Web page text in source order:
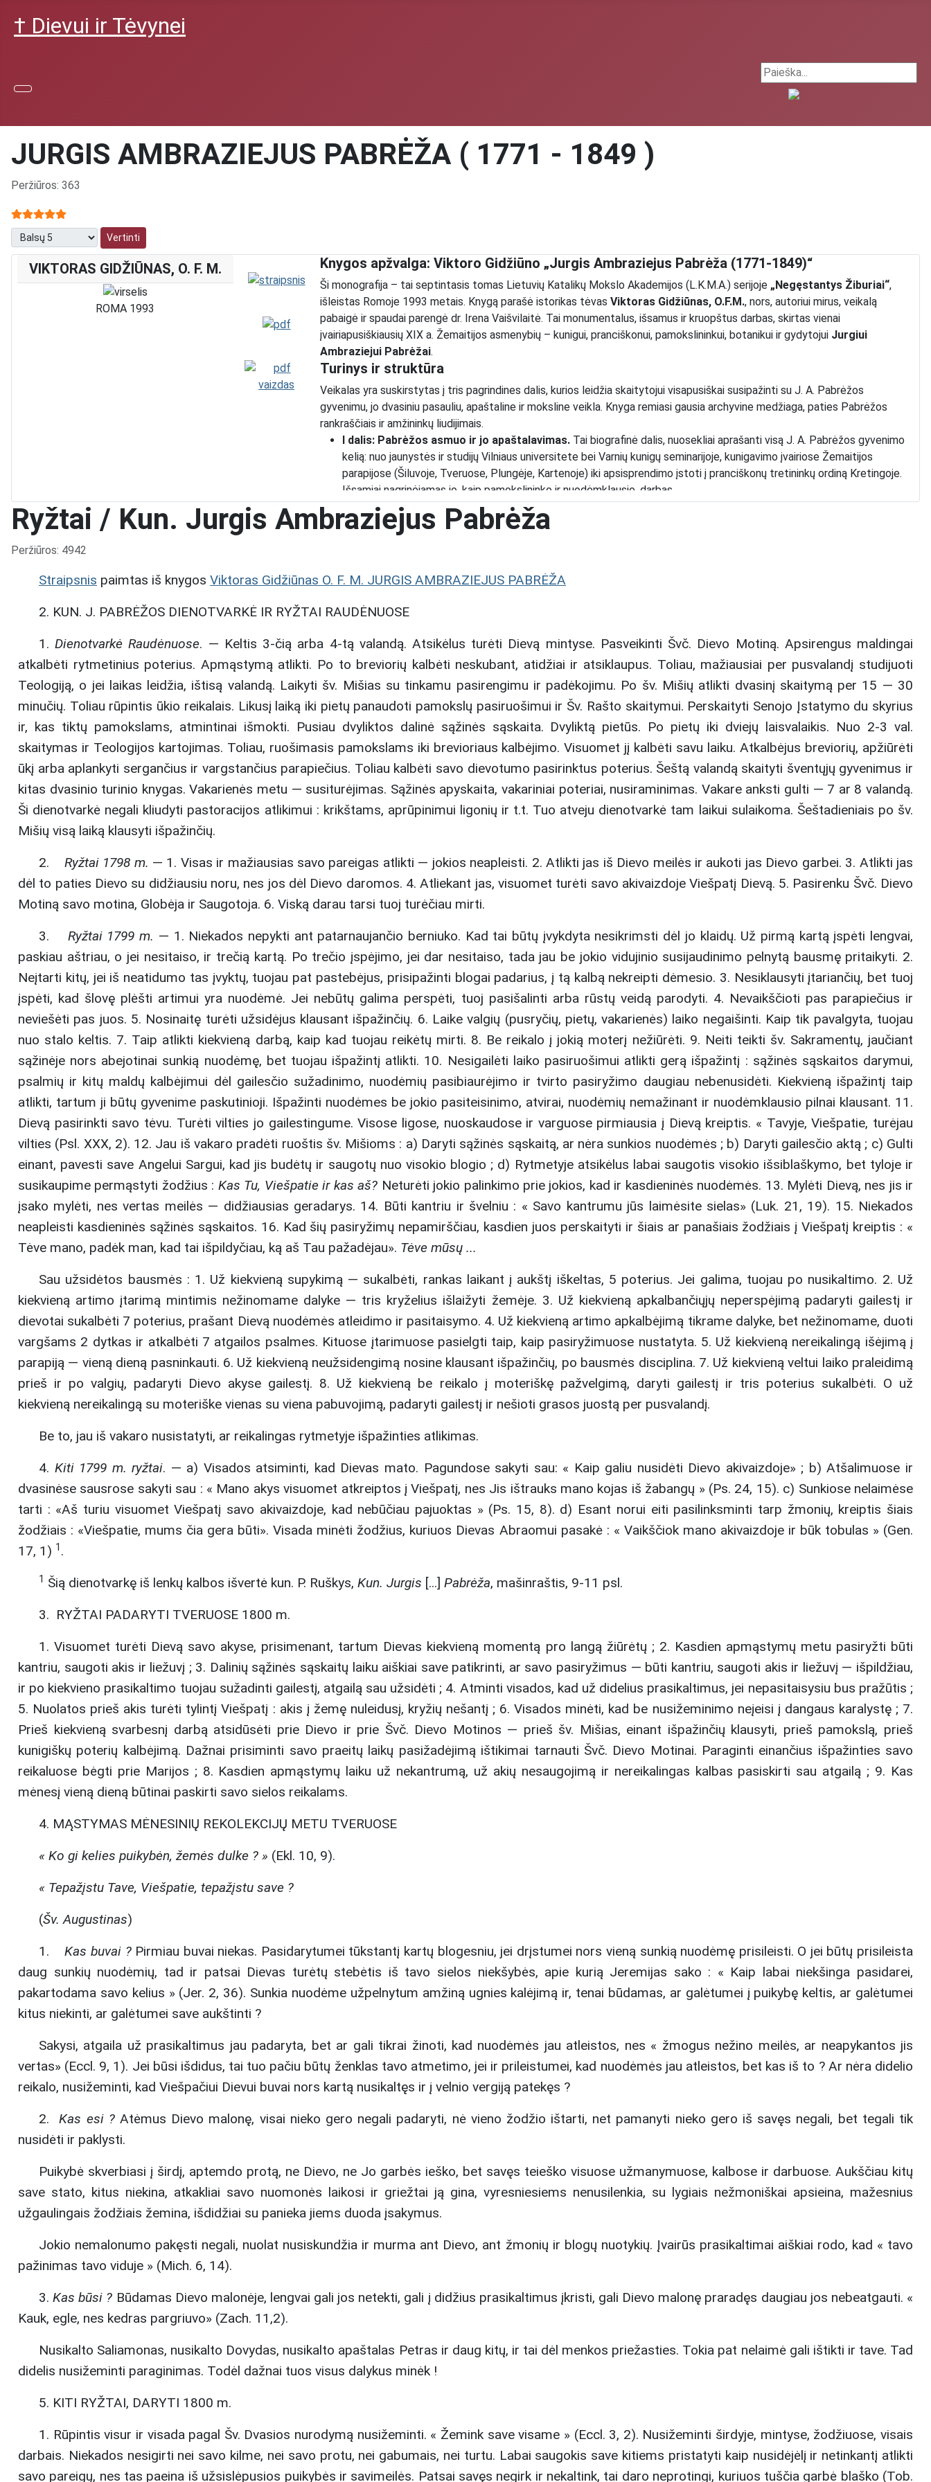
† Dievui ir Tėvynei
Search ...
JURGIS AMBRAZIEJUS PABRĖŽA ( 1771 - 1849 )
Išsami informacija
Peržiūros: 363
Narių vertinimas:
Prašome įvertinti
VIKTORAS GIDŽIŪNAS, O. F. M.
ROMA 1993
Knygos apžvalga: Viktoro Gidžiūno „Jurgis Ambraziejus Pabrėža (1771-1849)“
Ši monografija – tai septintasis tomas Lietuvių Katalikų Mokslo Akademijos (L.K.M.A.) serijoje „Negęstantys Žiburiai“,
išleistas Romoje 1993 metais. Knygą parašė istorikas tėvas Viktoras Gidžiūnas, O.F.M., nors, autoriui mirus, veikalą
pabaigė ir spaudai parengė dr. Irena Vaišvilaitė. Tai monumentalus, išsamus ir kruopštus darbas, skirtas vienai
įvairiapusiškiausių XIX a. Žemaitijos asmenybių – kunigui, pranciškonui, pamokslininkui, botanikui ir gydytojui Jurgiui
Ambraziejui Pabrėžai.
Turinys ir struktūra
Veikalas yra suskirstytas į tris pagrindines dalis, kurios leidžia skaitytojui visapusiškai susipažinti su J. A. Pabrėžos
gyvenimu, jo dvasiniu pasauliu, apaštaline ir moksline veikla. Knyga remiasi gausia archyvine medžiaga, paties Pabrėžos
rankraščiais ir amžininkų liudijimais.
I dalis: Pabrėžos asmuo ir jo apaštalavimas.Tai biografinė dalis, nuosekliai aprašanti visą J. A. Pabrėžos gyvenimo
kelią: nuo jaunystės ir studijų Vilniaus universitete bei Varnių kunigų seminarijoje, kunigavimo įvairiose Žemaitijos
parapijose (Šiluvoje, Tveruose, Plungėje, Kartenoje) iki apsisprendimo įstoti į pranciškonų tretininkų ordiną Kretingoje.
Išsamiai nagrinėjamas jo, kaip pamokslininko ir nuodėmklausio, darbas.
II dalis: Žemaičių papročiai Pabrėžos pamoksluose.Ši dalis yra unikali etnografinė studija. Autorius, analizuodamas
gausų Pabrėžos pamokslų palikimą, atkuria to meto žemaičių buities ir papročių vaizdą: vaikų auklėjimo principus,
vestuvinius ritualus (nuo piršlybų iki vestuvių puotos), susituokusiųjų gyvenimo normas, taip pat smerkiamas ydas –
III dalis: Pabrėža – mokslininkas, gydytojas ir pilietis.
mokslininko, veiklą. Aprašomas jo, kaip pirmojo Žemaitijos augmenijos tyrinėtojo, darbas, jo sudarytas lotynų-žemaičių
kalbų botanikos žodynas „Taislius auguminis“. Taip pat nušviečiama jo, kaip liaudies gydytojo, praktika ir jo, kaip
Reikšmė
Viktoro Gidžiūno monografija yra fundamentalus veikalas, atveriantis duris į sudėtingą ir turtingą Jurgio Ambraziejaus
Pabrėžos pasaulį. Tai ne tik šventumu garsėjusio dvasininko biografija, bet ir plati XIX a. pradžios Žemaitijos kultūros,
buities ir mokslo panorama. Knyga atskleidžia Pabrėžą kaip Švietimo epochos ir tautinio atgimimo idėjų suformuotą
intelektualą, kuris sugebėjo suderinti gilų dvasingumą su aštriu mokslininko protu ir nuoširdžia meile paprastiems žmonėms.
Tai nepamainomas šaltinis istorikams, etnografams, kalbininkams ir visiems, besidomintiems Lietuvos kultūros istorija.
Ryžtai / Kun. Jurgis Ambraziejus Pabrėža
Išsami informacija
Peržiūros: 4942
Straipsnis paimtas iš knygos Viktoras Gidžiūnas O. F. M. JURGIS AMBRAZIEJUS PABRĖŽA
2. KUN. J. PABRĖŽOS DIENOTVARKĖ IR RYŽTAI RAUDĖNUOSE
1.Dienotvarkė Raudėnuose. — Keltis 3-čią arba 4-tą valandą. Atsikėlus turėti Dievą mintyse. Pasveikinti Švč. Dievo Motiną. Apsirengus maldingai
atkalbėti rytmetinius poterius. Apmąstymą atlikti. Po to breviorių kalbėti neskubant, atidžiai ir atsiklaupus. Toliau, mažiausiai per pusvalandį studijuoti
Teologiją, o jei laikas leidžia, ištisą valandą. Laikyti šv. Mišias su tinkamu pasirengimu ir padėkojimu. Po šv. Mišių atlikti dvasinį skaitymą per 15 — 30
minučių. Toliau rūpintis ūkio reikalais. Likusį laiką iki pietų panaudoti pamokslų pasiruošimui ir Šv. Rašto skaitymui. Perskaityti Senojo Įstatymo du skyrius
ir, kas tiktų pamokslams, atmintinai išmokti. Pusiau dvyliktos dalinė sąžinės sąskaita. Dvyliktą pietūs. Po pietų iki dviejų laisvalaikis. Nuo 2-3 val.
skaitymas ir Teologijos kartojimas. Toliau, ruošimasis pamokslams iki brevioriaus kalbėjimo. Visuomet jį kalbėti savu laiku. Atkalbėjus breviorių, apžiūrėti
ūkį arba aplankyti sergančius ir vargstančius parapiečius. Toliau kalbėti savo dievotumo pasirinktus poterius. Šeštą valandą skaityti šventųjų gyvenimus ir
kitas dvasinio turinio knygas. Vakarienės metu — susiturėjimas. Sąžinės apyskaita, vakariniai poteriai, nusiraminimas. Vakare anksti gulti — 7 ar 8 valandą.
Ši dienotvarkė negali kliudyti pastoracijos atlikimui : krikštams, aprūpinimui ligonių ir t.t. Tuo atveju dienotvarkė tam laikui sulaikoma. Šeštadieniais po šv.
Mišių visą laiką klausyti išpažinčių.
2. Ryžtai 1798 m. — 1. Visas ir mažiausias savo pareigas atlikti — jokios neapleisti. 2. Atlikti jas iš Dievo meilės ir aukoti jas Dievo garbei. 3. Atlikti jas
dėl to paties Dievo su didžiausiu noru, nes jos dėl Dievo daromos. 4. Atliekant jas, visuomet turėti savo akivaizdoje Viešpatį Dievą. 5. Pasirenku Švč. Dievo
Motiną savo motina, Globėja ir Saugotoja. 6. Viską darau tarsi tuoj turėčiau mirti.
3. Ryžtai 1799 m. — 1. Niekados nepykti ant patarnaujančio berniuko. Kad tai būtų įvykdyta nesikrimsti dėl jo klaidų. Už pirmą kartą įspėti lengvai,
paskiau aštriau, o jei nesitaiso, ir trečią kartą. Po trečio įspėjimo, jei dar nesitaiso, tada jau be jokio vidujinio susijaudinimo pelnytą bausmę pritaikyti. 2.
Neįtarti kitų, jei iš neatidumo tas įvyktų, tuojau pat pastebėjus, prisipažinti blogai padarius, į tą kalbą nekreipti dėmesio. 3. Nesiklausyti įtariančių, bet tuoj
įspėti, kad šlovę plėšti artimui yra nuodėmė. Jei nebūtų galima perspėti, tuoj pasišalinti arba rūstų veidą parodyti. 4. Nevaikščioti pas parapiečius ir
neviešėti pas juos. 5. Nosinaitę turėti užsidėjus klausant išpažinčių. 6. Laike valgių (pusryčių, pietų, vakarienės) laiko negaišinti. Kaip tik pavalgyta, tuojau
nuo stalo keltis. 7. Taip atlikti kiekvieną darbą, kaip kad tuojau reikėtų mirti. 8. Be reikalo į jokią moterį nežiūrėti. 9. Neiti teikti šv. Sakramentų, jaučiant
sąžinėje nors abejotinai sunkią nuodėmę, bet tuojau išpažintį atlikti. 10. Nesigailėti laiko pasiruošimui atlikti gerą išpažintį : sąžinės sąskaitos darymui,
psalmių ir kitų maldų kalbėjimui dėl gailesčio sužadinimo, nuodėmių pasibiaurėjimo ir tvirto pasiryžimo daugiau nebenusidėti. Kiekvieną išpažintį taip
atlikti, tartum ji būtų gyvenime paskutinioji. Išpažinti nuodėmes be jokio pasiteisinimo, atvirai, nuodėmių nemažinant ir nuodėmklausio pilnai klausant. 11.
Dievą pasirinkti savo tėvu. Turėti vilties jo gailestingume. Visose ligose, nuoskaudose ir varguose pirmiausia į Dievą kreiptis. « Tavyje, Viešpatie, turėjau
vilties (Psl. XXX, 2). 12. Jau iš vakaro pradėti ruoštis šv. Mišioms : a) Daryti sąžinės sąskaitą, ar nėra sunkios nuodėmės ; b) Daryti gailesčio aktą ; c) Gulti
einant, pavesti save Angelui Sargui, kad jis budėtų ir saugotų nuo visokio blogio ; d) Rytmetyje atsikėlus labai saugotis visokio išsiblaškymo, bet tyloje ir
susikaupime permąstyti žodžius : Kas Tu, Viešpatie ir kas aš? Neturėti jokio palinkimo prie jokios, kad ir kasdieninės nuodėmės. 13. Mylėti Dievą, nes jis ir
įsako mylėti, nes vertas meilės — didžiausias geradarys. 14. Būti kantriu ir švelniu : « Savo kantrumu jūs laimėsite sielas» (Luk. 21, 19). 15. Niekados
neapleisti kasdieninės sąžinės sąskaitos. 16. Kad šių pasiryžimų nepamirščiau, kasdien juos perskaityti ir šiais ar panašiais žodžiais į Viešpatį kreiptis : «
Tėve mano, padėk man, kad tai išpildyčiau, ką aš Tau pažadėjau». Tėve mūsų ...
Sau užsidėtos bausmės : 1. Už kiekvieną supykimą — sukalbėti, rankas laikant į aukštį iškeltas, 5 poterius. Jei galima, tuojau po nusikaltimo. 2. Už
kiekvieną artimo įtarimą mintimis nežinomame dalyke — tris kryželius išlaižyti žemėje. 3. Už kiekvieną apkalbančiųjų neperspėjimą padaryti gailestį ir
dievotai sukalbėti 7 poterius, prašant Dievą nuodėmės atleidimo ir pasitaisymo. 4. Už kiekvieną artimo apkalbėjimą tikrame dalyke, bet nežinomame, duoti
vargšams 2 dytkas ir atkalbėti 7 atgailos psalmes. Kituose įtarimuose pasielgti taip, kaip pasiryžimuose nustatyta. 5. Už kiekvieną nereikalingą išėjimą į
parapiją — vieną dieną pasninkauti. 6. Už kiekvieną neužsidengimą nosine klausant išpažinčių, po bausmės disciplina. 7. Už kiekvieną veltui laiko praleidimą
prieš ir po valgių, padaryti Dievo akyse gailestį. 8. Už kiekvieną be reikalo į moteriškę pažvelgimą, daryti gailestį ir tris poterius sukalbėti. O už
kiekvieną nereikalingą su moteriške vienas su viena pabuvojimą, padaryti gailestį ir nešioti grasos juostą per pusvalandį.
Be to, jau iš vakaro nusistatyti, ar reikalingas rytmetyje išpažinties atlikimas.
4. Kiti 1799 m. ryžtai. — a) Visados atsiminti, kad Dievas mato. Pagundose sakyti sau: « Kaip galiu nusidėti Dievo akivaizdoje» ; b) Atšalimuose ir
dvasinėse sausrose sakyti sau : « Mano akys visuomet atkreiptos į Viešpatį, nes Jis ištrauks mano kojas iš žabangų » (Ps. 24, 15). c) Sunkiose nelaimėse
tarti : «Aš turiu visuomet Viešpatį savo akivaizdoje, kad nebūčiau pajuoktas » (Ps. 15, 8). d) Esant norui eiti pasilinksminti tarp žmonių, kreiptis šiais
žodžiais : «Viešpatie, mums čia gera būti». Visada minėti žodžius, kuriuos Dievas Abraomui pasakė : « Vaikščiok mano akivaizdoje ir būk tobulas » (Gen.
17, 1) 1 .
1 Šią dienotvarkę iš lenkų kalbos išvertė kun. P. Ruškys, Kun. Jurgis [...] Pabrėža, mašinraštis, 9-11 psl.
3. RYŽTAI PADARYTI TVERUOSE 1800 m.
1. Visuomet turėti Dievą savo akyse, prisimenant, tartum Dievas kiekvieną momentą pro langą žiūrėtų ; 2. Kasdien apmąstymų metu pasiryžti būti
kantriu, saugoti akis ir liežuvį ; 3. Dalinių sąžinės sąskaitų laiku aiškiai save patikrinti, ar savo pasiryžimus — būti kantriu, saugoti akis ir liežuvį — išpildžiau,
ir po kiekvieno prasikaltimo tuojau sužadinti gailestį, atgailą sau užsidėti ; 4. Atminti visados, kad už didelius prasikaltimus, jei nepasitaisysiu bus pražūtis ;
5. Nuolatos prieš akis turėti tylintį Viešpatį : akis į žemę nuleidusį, kryžių nešantį ; 6. Visados minėti, kad be nusižeminimo neįeisi į dangaus karalystę ; 7.
Prieš kiekvieną svarbesnį darbą atsidūsėti prie Dievo ir prie Švč. Dievo Motinos — prieš šv. Mišias, einant išpažinčių klausyti, prieš pamokslą, prieš
kunigiškų poterių kalbėjimą. Dažnai prisiminti savo praeitų laikų pasižadėjimą ištikimai tarnauti Švč. Dievo Motinai. Paraginti einančius išpažinties savo
reikaluose bėgti prie Marijos ; 8. Kasdien apmąstymų laiku už nekantrumą, už akių nesaugojimą ir nereikalingas kalbas pasiskirti sau atgailą ; 9. Kas
mėnesį vieną dieną būtinai paskirti savo sielos reikalams.
4. MĄSTYMAS MĖNESINIŲ REKOLEKCIJŲ METU TVERUOSE
« Ko gi kelies puikybėn, žemės dulke ? » (Ekl. 10, 9).
« Tepažįstu Tave, Viešpatie, tepažįstu save ?
(Šv. Augustinas)
1.Kas buvai ?Pirmiau buvai niekas. Pasidarytumei tūkstantį kartų blogesniu, jei drįstumei nors vieną sunkią nuodėmę prisileisti. O jei būtų prisileista
daug sunkių nuodėmių, tad ir patsai Dievas turėtų stebėtis iš tavo sielos niekšybės, apie kurią Jeremijas sako : « Kaip labai niekšinga pasidarei,
pakartodama savo kelius » (Jer. 2, 36). Sunkia nuodėme užpelnytum amžiną ugnies kalėjimą ir, tenai būdamas, ar galėtumei į puikybę keltis, ar galėtumei
kitus niekinti, ar galėtumei save aukštinti ?
Sakysi, atgaila už prasikaltimus jau padaryta, bet ar gali tikrai žinoti, kad nuodėmės jau atleistos, nes « žmogus nežino meilės, ar neapykantos jis
vertas» (Eccl. 9, 1). Jei būsi išdidus, tai tuo pačiu būtų ženklas tavo atmetimo, jei ir prileistumei, kad nuodėmės jau atleistos, bet kas iš to ? Ar nėra didelio
reikalo, nusižeminti, kad Viešpačiui Dievui buvai nors kartą nusikaltęs ir į velnio vergiją patekęs ?
2.Kas esi ?Atėmus Dievo malonę, visai nieko gero negali padaryti, nė vieno žodžio ištarti, net pamanyti nieko gero iš savęs negali, bet tegali tik
nusidėti ir paklysti.
Puikybė skverbiasi į širdį, aptemdo protą, ne Dievo, ne Jo garbės ieško, bet savęs teieško visuose užmanymuose, kalbose ir darbuose. Aukščiau kitų
save stato, kitus niekina, atkakliai savo nuomonės laikosi ir griežtai ją gina, vyresniesiems nenusilenkia, su lygiais nežmoniškai apsieina, mažesnius
užgaulingais žodžiais žemina, išdidžiai su panieka jiems duoda įsakymus.
Jokio nemalonumo pakęsti negali, nuolat nusiskundžia ir murma ant Dievo, ant žmonių ir blogų nuotykių. Įvairūs prasikaltimai aiškiai rodo, kad « tavo
pažinimas tavo viduje » (Mich. 6, 14).
3.Kas būsi ? Būdamas Dievo malonėje, lengvai gali jos netekti, gali į didžius prasikaltimus įkristi, gali Dievo malonę praradęs daugiau jos nebeatgauti. «
Kauk, egle, nes kedras pargriuvo» (Zach. 11,2).
Nusikalto Saliamonas, nusikalto Dovydas, nusikalto apaštalas Petras ir daug kitų, ir tai dėl menkos priežasties. Tokia pat nelaimė gali ištikti ir tave. Tad
didelis nusižeminti paraginimas. Todėl dažnai tuos visus dalykus minėk !
5. KITI RYŽTAI, DARYTI 1800 m.
1. Rūpintis visur ir visada pagal Šv. Dvasios nurodymą nusižeminti. « Žemink save visame » (Eccl. 3, 2). Nusižeminti širdyje, mintyse, žodžiuose, visais
darbais. Niekados nesigirti nei savo kilme, nei savo protu, nei gabumais, nei turtu. Labai saugokis save kitiems pristatyti kaip nusidėjėlį ir netinkantį atlikti
savo pareigų, nes tas paeina iš užsislėpusios puikybės ir savimeilės. Patsai savęs negirk ir nekaltink, tai daro neprotingi, kuriuos tuščia garbė blaško (Tob.